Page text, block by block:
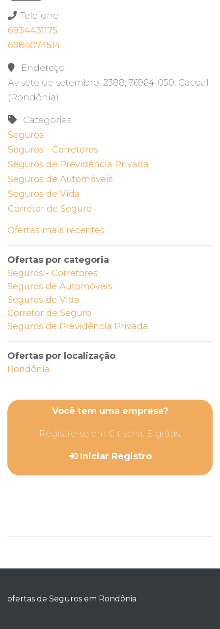
Telefone
6934431175
6984074514
Endereço
Av sete de setembro, 2388, 76964-050, Cacoal
(Rondônia)
Categorias
Seguros
Seguros - Corretores
Seguros de Previdência Privada
Seguros de Automóveis
Seguros de Vida
Corretor de Seguro
Ofertas mais recentes
Ofertas por categoria
Seguros - Corretores
Seguros de Automóveis
Seguros de Vida
Corretor de Seguro
Seguros de Previdência Privada
Ofertas por localização
Rondônia
Você tem uma empresa?
Registre-se em Citiservi. É grátis.
Iniciar Registro
ofertas de Seguros em Rondônia